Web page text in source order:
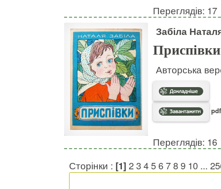
Переглядів: 17
Забіла
Приспівки
Авторська
Переглядів: 16
Сторінки : [1] 23456789 10 ...